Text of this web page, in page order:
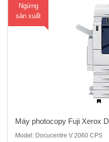
Ngừng
sản xuất
Máy photocopy Fuji Xerox
Model: Docucentre V 2060 CPS